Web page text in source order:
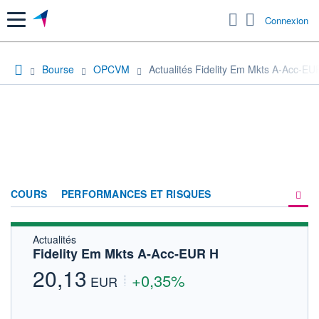
Menu Connexion
Bourse OPCVM Actualités Fidelity Em Mkts A-Acc-
COURS PERFORMANCES ET RISQUES
Actualités
Fidelity Em Mkts A-Acc-EUR H
20,13 EUR +0,35%